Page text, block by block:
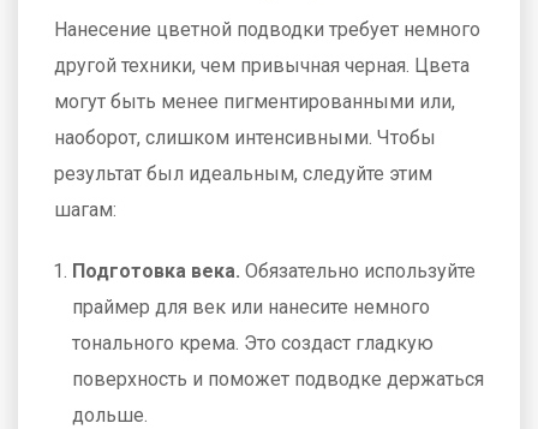
Нанесение цветной подводки требует немного
другой техники, чем привычная черная. Цвета
могут быть менее пигментированными или,
наоборот, слишком интенсивными. Чтобы
результат был идеальным, следуйте этим
шагам:
Подготовка века. Обязательно используйте
праймер для век или нанесите немного
тонального крема. Это создаст гладкую
поверхность и поможет подводке держаться
дольше.